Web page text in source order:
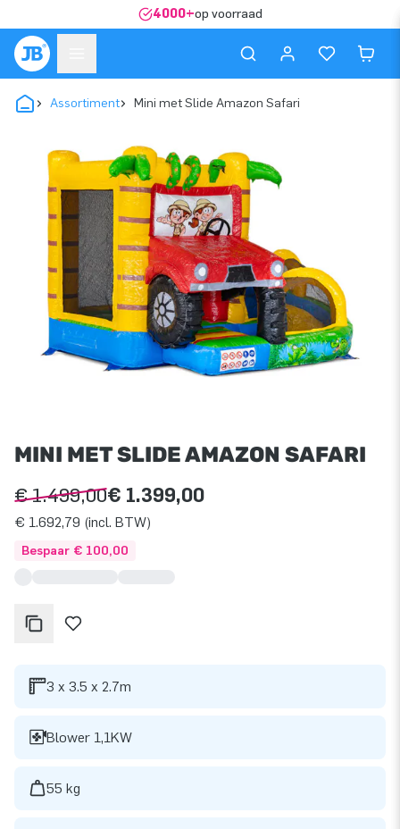
4000+op voorraad
Assortiment Mini met Slide Amazon Safari
MINI MET SLIDE AMAZON SAFARI
€ 1.499,00€ 1.399,00
€ 1.692,79 (incl. BTW)
Bespaar € 100,00
3 x 3.5 x 2.7m
Blower 1,1KW
55 kg